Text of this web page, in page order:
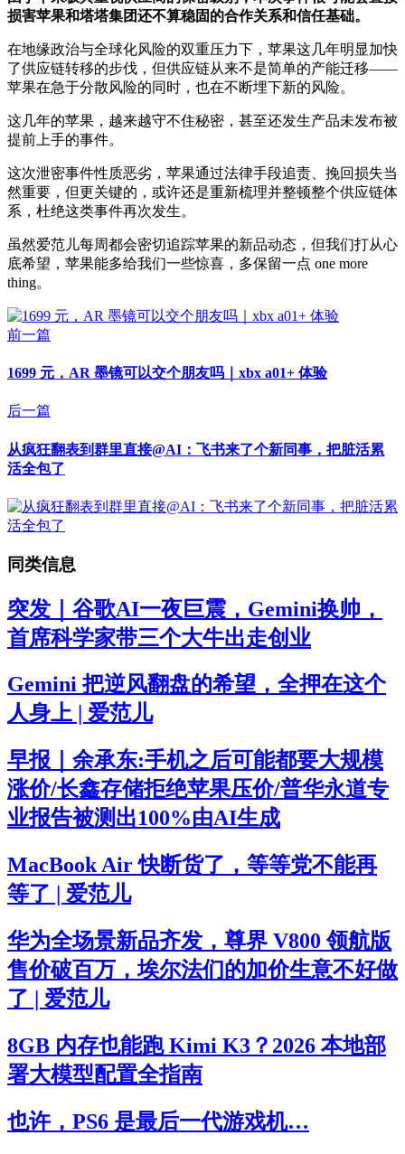
损害苹果和塔塔集团还不算稳固的合作关系和信任基础。
在地缘政治与全球化风险的双重压力下，苹果这几年明显加快
了供应链转移的步伐，但供应链从来不是简单的产能迁移——
苹果在急于分散风险的同时，也在不断埋下新的风险。
这几年的苹果，越来越守不住秘密，甚至还发生产品未发布被
提前上手的事件。
这次泄密事件性质恶劣，苹果通过法律手段追责、挽回损失当
然重要，但更关键的，或许还是重新梳理并整顿整个供应链体
系，杜绝这类事件再次发生。
虽然爱范儿每周都会密切追踪苹果的新品动态，但我们打从心
底希望，苹果能多给我们一些惊喜，多保留一点 one more
thing。
前一篇
1699 元，AR 墨镜可以交个朋友吗｜xbx a01+ 体验
后一篇
从疯狂翻表到群里直接@AI：飞书来了个新同事，把脏活累
活全包了
同类信息
突发｜谷歌AI一夜巨震，Gemini换帅，
首席科学家带三个大牛出走创业
Gemini 把逆风翻盘的希望，全押在这个
人身上 | 爱范儿
早报｜余承东:手机之后可能都要大规模
涨价/长鑫存储拒绝苹果压价/普华永道专
业报告被测出100%由AI生成
MacBook Air 快断货了，等等党不能再
等了 | 爱范儿
华为全场景新品齐发，尊界 V800 领航版
售价破百万，埃尔法们的加价生意不好做
了 | 爱范儿
8GB 内存也能跑 Kimi K3？2026 本地部
署大模型配置全指南
也许，PS6 是最后一代游戏机…